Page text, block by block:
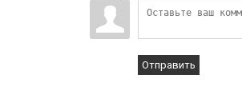
Отправить